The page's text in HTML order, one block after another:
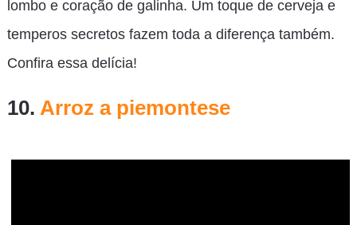
lombo e coração de galinha. Um toque de cerveja e
temperos secretos fazem toda a diferença também.
Confira essa delícia!
10. Arroz a piemontese